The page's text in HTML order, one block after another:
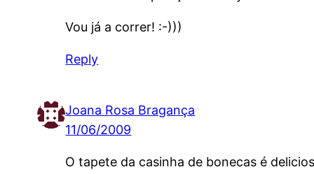
Vou já a correr! :-)))
Reply
Joana Rosa Bragança
11/06/2009
O tapete da casinha de bonecas é